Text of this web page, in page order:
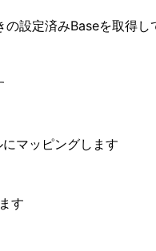
設定済みBaseを取得し
マッピングします
す